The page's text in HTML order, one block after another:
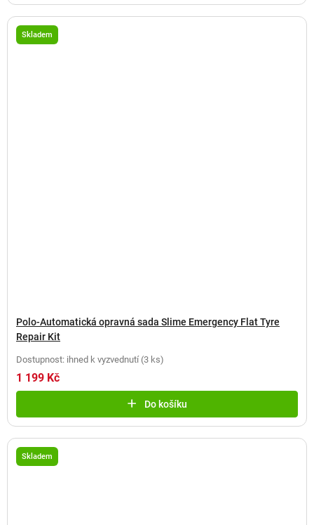
Skladem
Polo-Automatická opravná sada Slime Emergency Flat Tyre
Repair Kit
Dostupnost: ihned k vyzvednutí (3 ks)
1 199 Kč
Do košíku
Skladem